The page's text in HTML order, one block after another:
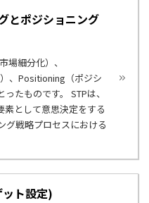
とポジショニング
場細分化）、
、Positioning（ポジシ
たものです。 STPは、
素として意思決定をする
グ戦略プロセスにおける
ト設定)